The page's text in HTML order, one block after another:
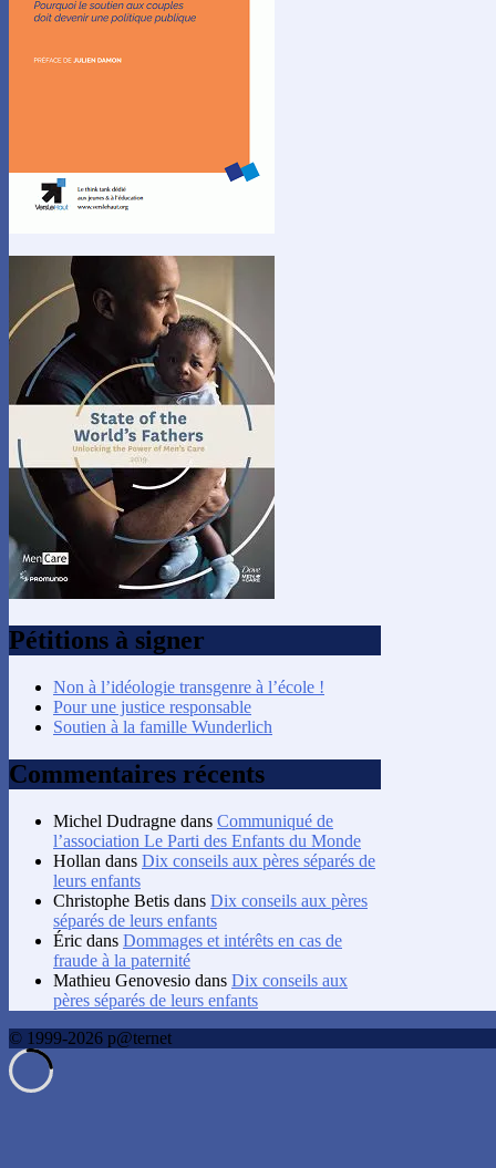
Pétitions à signer
Non à l’idéologie transgenre à l’école !
Pour une justice responsable
Soutien à la famille Wunderlich
Commentaires récents
Michel Dudragne dans Communiqué de
l’association Le Parti des Enfants du Monde
Hollan dans Dix conseils aux pères séparés de
leurs enfants
Christophe Betis dans Dix conseils aux pères
séparés de leurs enfants
Éric dans Dommages et intérêts en cas de
fraude à la paternité
Mathieu Genovesio dans Dix conseils aux
pères séparés de leurs enfants
© 1999-2026 p@ternet